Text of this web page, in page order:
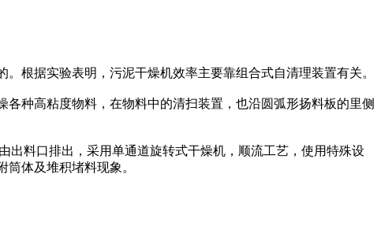
据实验表明，污泥干燥机效率主要靠组合式自清理装置有关。
种高粘度物料，在物料中的清扫装置，也沿圆弧形扬料板的里侧
料口排出，采用单通道旋转式干燥机，顺流工艺，使用特殊设
体及堆积堵料现象。